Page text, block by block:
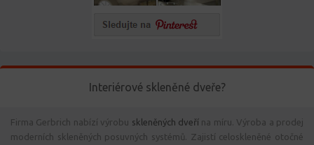
Interiérové skleněné dveře?
Firma Gerbrich nabízí výrobu skleněných dveří na míru. Výroba a prodej
moderních skleněných posuvných systémů. Zajistí celoskleněné otočné